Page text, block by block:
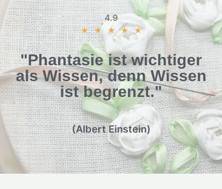
4.9
★ ★ ★ ★ ★
"Phantasie ist wichtiger
als Wissen, denn Wissen
ist begrenzt."
(Albert Einstein)